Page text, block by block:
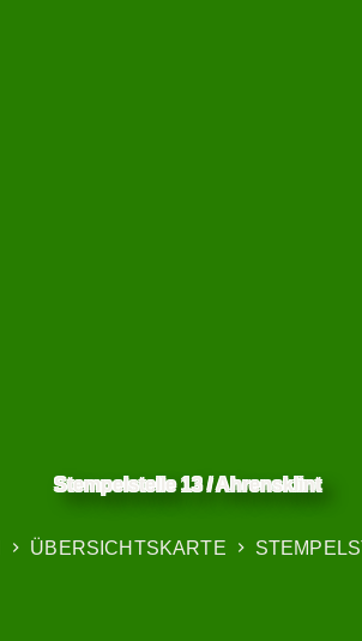
Stempelstelle 13 / Ahrensklint
ÜBERSICHTSKARTE